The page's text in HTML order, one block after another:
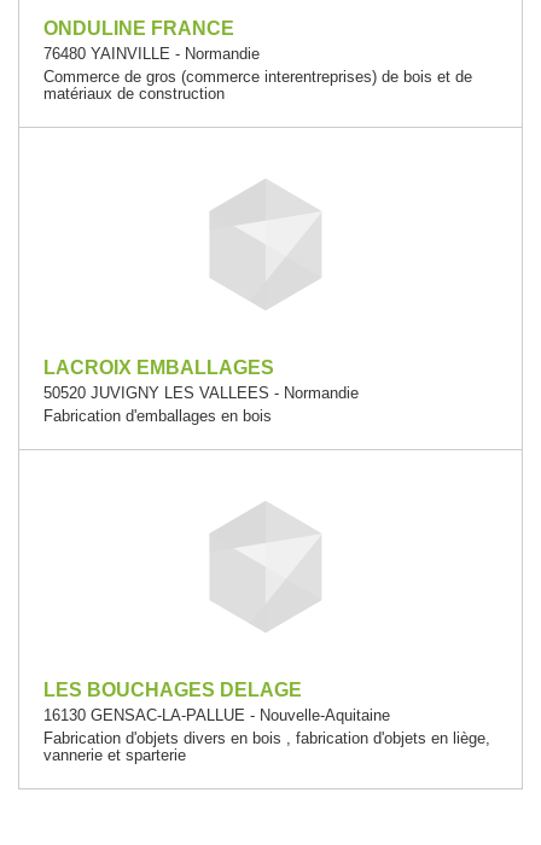
ONDULINE FRANCE
76480 YAINVILLE - Normandie
Commerce de gros (commerce interentreprises) de bois et de
matériaux de construction
LACROIX EMBALLAGES
50520 JUVIGNY LES VALLEES - Normandie
Fabrication d'emballages en bois
LES BOUCHAGES DELAGE
16130 GENSAC-LA-PALLUE - Nouvelle-Aquitaine
Fabrication d'objets divers en bois , fabrication d'objets en liège,
vannerie et sparterie